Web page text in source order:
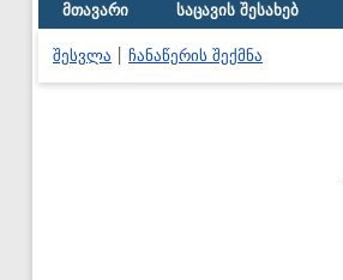
მთავარი საცავის შესახებ
შესვლა ჩანაწერის შექმნა